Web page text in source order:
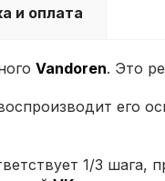
и оплата
Vandoren. Это
его
1/3 шага,